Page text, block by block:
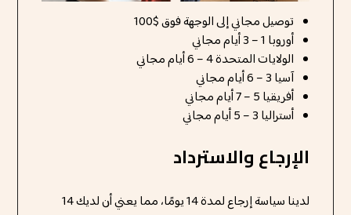
توصيل مجاني إلى الوجهة فوق $100
أوروبا 1 – 3 أيام مجاني
الولايات المتحدة 4 – 6 أيام مجاني
آسيا 3 – 6 أيام مجاني
أفريقيا 5 – 7 أيام مجاني
أستراليا 3 – 5 أيام مجاني
الإرجاع والاسترداد
لدينا سياسة إرجاع لمدة 14 يومًا، مما يعني أن لديك 14